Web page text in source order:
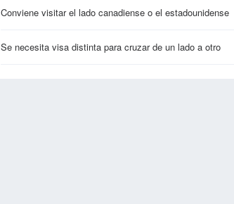
Conviene visitar el lado canadiense o el estadounidense
Se necesita visa distinta para cruzar de un lado a otro